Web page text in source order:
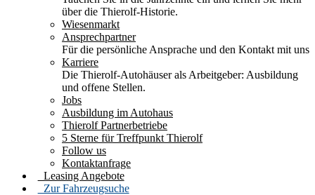
über die Thierolf-Historie.
Wiesenmarkt
Ansprechpartner
Für die persönliche Ansprache und den Kontakt mit uns
Karriere
Die Thierolf-Autohäuser als Arbeitgeber: Ausbildung
und offene Stellen.
Jobs
Ausbildung im Autohaus
Thierolf Partnerbetriebe
5 Sterne für Treffpunkt Thierolf
Follow us
Kontaktanfrage
Leasing Angebote
Zur Fahrzeugsuche